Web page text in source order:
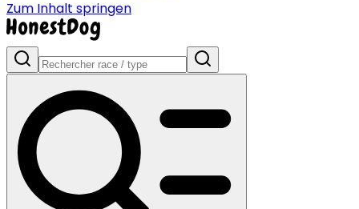
Zum Inhalt springen